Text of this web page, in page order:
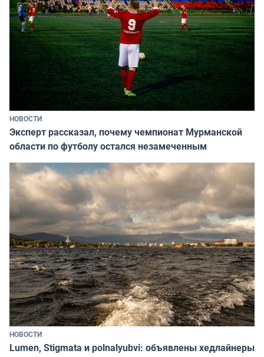
НОВОСТИ
Эксперт рассказал, почему чемпионат Мурманской
области по футболу остался незамеченным
НОВОСТИ
Lumen, Stigmata и polnalyubvi: объявлены хедлайнеры